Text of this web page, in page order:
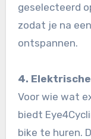
geselecteerd
zodat je na
ontspannen.
4.
Voor wie wat
biedt
bike te huren.